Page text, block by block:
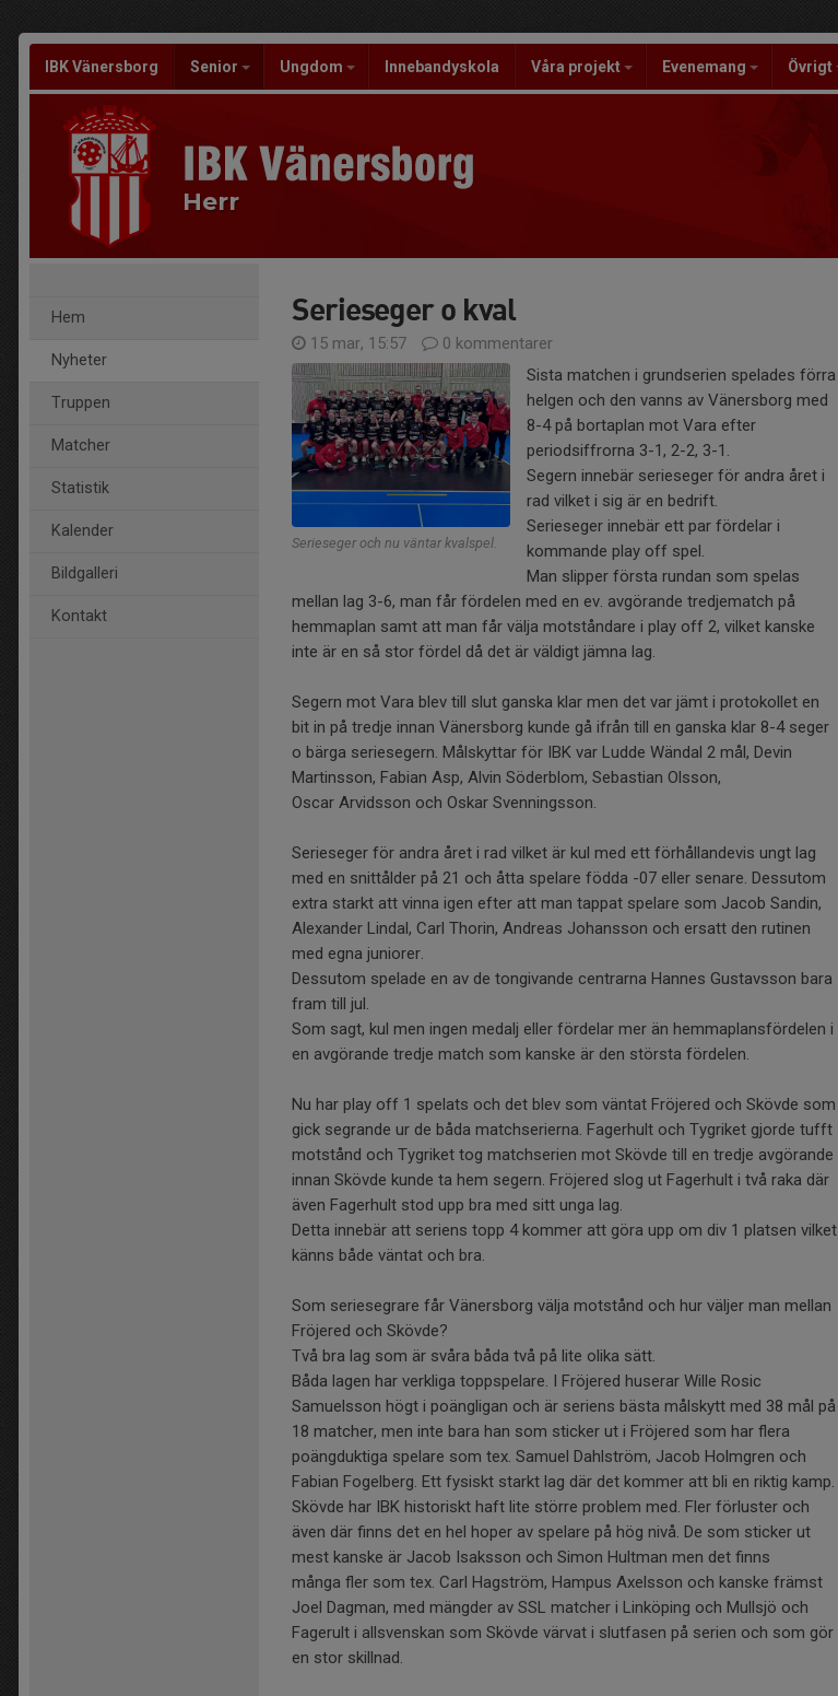
IBK Vänersborg Senior Ungdom Innebandyskola Våra projekt Evenemang Övrigt
Herr
Hem
Nyheter
Truppen
Matcher
Statistik
Kalender
Bildgalleri
Kontakt
Serieseger o kval
15 mar, 15:57 0 kommentarer
Serieseger och nu väntar kvalspel.
Sista matchen i grundserien spelades förra
helgen och den vanns av Vänersborg med
8-4 på bortaplan mot Vara efter
periodsiffrorna 3-1, 2-2, 3-1.
Segern innebär serieseger för andra året i
rad vilket i sig är en bedrift.
Serieseger innebär ett par fördelar i
kommande play off spel.
Man slipper första rundan som spelas
mellan lag 3-6, man får fördelen med en ev. avgörande tredjematch på
hemmaplan samt att man får välja motståndare i play off 2, vilket kanske
inte är en så stor fördel då det är väldigt jämna lag.
Segern mot Vara blev till slut ganska klar men det var jämt i protokollet en
bit in på tredje innan Vänersborg kunde gå ifrån till en ganska klar 8-4 seger
o bärga seriesegern. Målskyttar för IBK var Ludde Wändal 2 mål, Devin
Martinsson, Fabian Asp, Alvin Söderblom, Sebastian Olsson,
Oscar Arvidsson och Oskar Svenningsson.
Serieseger för andra året i rad vilket är kul med ett förhållandevis ungt lag
med en snittålder på 21 och åtta spelare födda -07 eller senare. Dessutom
extra starkt att vinna igen efter att man tappat spelare som Jacob Sandin,
Alexander Lindal, Carl Thorin, Andreas Johansson och ersatt den rutinen
med egna juniorer.
Dessutom spelade en av de tongivande centrarna Hannes Gustavsson bara
fram till jul.
Som sagt, kul men ingen medalj eller fördelar mer än hemmaplansfördelen i
en avgörande tredje match som kanske är den största fördelen.
Nu har play off 1 spelats och det blev som väntat Fröjered och Skövde som
gick segrande ur de båda matchserierna. Fagerhult och Tygriket gjorde tufft
motstånd och Tygriket tog matchserien mot Skövde till en tredje avgörande
innan Skövde kunde ta hem segern. Fröjered slog ut Fagerhult i två raka där
även Fagerhult stod upp bra med sitt unga lag.
Detta innebär att seriens topp 4 kommer att göra upp om div 1 platsen vilket
känns både väntat och bra.
Som seriesegrare får Vänersborg välja motstånd och hur väljer man mellan
Fröjered och Skövde?
Två bra lag som är svåra båda två på lite olika sätt.
Båda lagen har verkliga toppspelare. I Fröjered huserar Wille Rosic
Samuelsson högt i poängligan och är seriens bästa målskytt med 38 mål på
18 matcher, men inte bara han som sticker ut i Fröjered som har flera
poängduktiga spelare som tex. Samuel Dahlström, Jacob Holmgren och
Fabian Fogelberg. Ett fysiskt starkt lag där det kommer att bli en riktig kamp.
Skövde har IBK historiskt haft lite större problem med. Fler förluster och
även där finns det en hel hoper av spelare på hög nivå. De som sticker ut
mest kanske är Jacob Isaksson och Simon Hultman men det finns
många fler som tex. Carl Hagström, Hampus Axelsson och kanske främst
Joel Dagman, med mängder av SSL matcher i Linköping och Mullsjö och
Fagerult i allsvenskan som Skövde värvat i slutfasen på serien och som gör
en stor skillnad.